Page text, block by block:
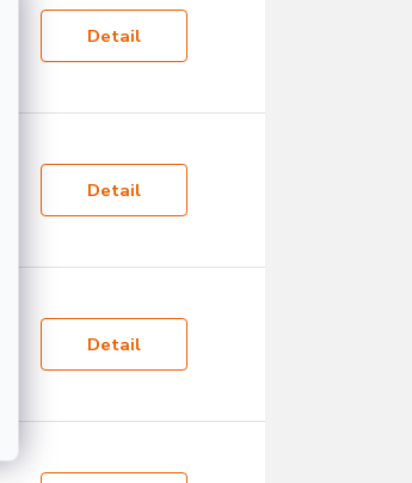
Detail
Detail
Detail